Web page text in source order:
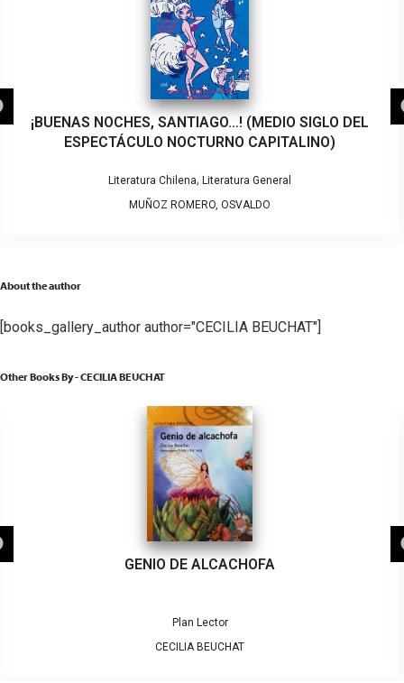
¡BUENAS NOCHES, SANTIAGO…! (MEDIO SIGLO DEL
ESPECTÁCULO NOCTURNO CAPITALINO)
Literatura Chilena, Literatura General
MUÑOZ ROMERO, OSVALDO
About the author
[books_gallery_author author="CECILIA BEUCHAT"]
Other Books By - CECILIA BEUCHAT
GENIO DE ALCACHOFA
Plan Lector
CECILIA BEUCHAT